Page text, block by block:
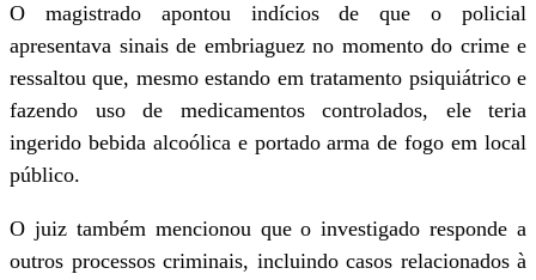
O magistrado apontou indícios de que o policial
apresentava sinais de embriaguez no momento do crime e
ressaltou que, mesmo estando em tratamento psiquiátrico e
fazendo uso de medicamentos controlados, ele teria
ingerido bebida alcoólica e portado arma de fogo em local
público.
O juiz também mencionou que o investigado responde a
outros processos criminais, incluindo casos relacionados à